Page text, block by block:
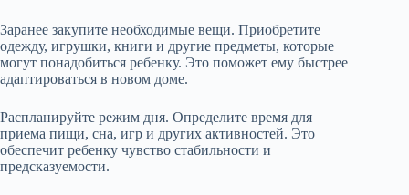
Заранее закупите необходимые вещи. Приобретите
одежду, игрушки, книги и другие предметы, которые
могут понадобиться ребенку. Это поможет ему быстрее
адаптироваться в новом доме.
Распланируйте режим дня. Определите время для
приема пищи, сна, игр и других активностей. Это
обеспечит ребенку чувство стабильности и
предсказуемости.